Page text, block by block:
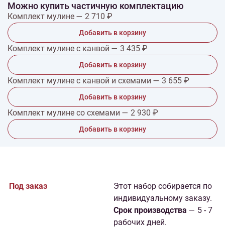
Можно купить частичную комплектацию
Комплект мулине — 2 710 ₽
Добавить в корзину
Комплект мулине с канвой — 3 435 ₽
Добавить в корзину
Комплект мулине с канвой и схемами — 3 655 ₽
Добавить в корзину
Комплект мулине со схемами — 2 930 ₽
Добавить в корзину
Под заказ
Этот набор собирается по
индивидуальному заказу.
Cрок производства — 5 - 7
рабочих дней.